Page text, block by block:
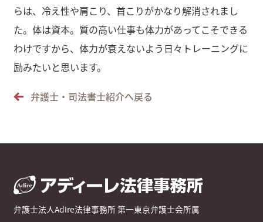
らは、冷え性や肩こり、首こりがかなり解消されまし
た。体は資本。質の高い仕事も体力があってこそできる
わけですから、体力が衰えないよう日々トレーニングに
励みたいと思います。
弁護士・司法書士紹介へ戻る
弁護士法人AdIre法律事務所 第一東京弁護士会所属